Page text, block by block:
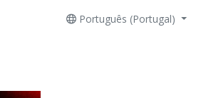
Português (Portugal)